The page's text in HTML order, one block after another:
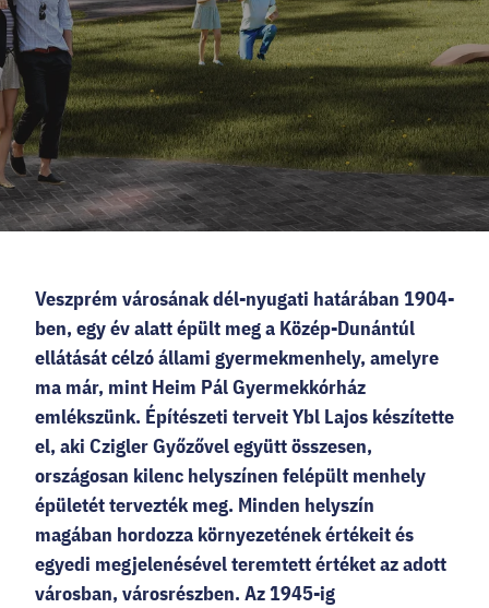
KARRIER
FacebookInstagramYouTubeTwitter
EN
Veszprém városának dél-nyugati határában 1904-
ben, egy év alatt épült meg a Közép-Dunántúl
ellátását célzó állami gyermekmenhely, amelyre
ma már, mint Heim Pál Gyermekkórház
emlékszünk. Építészeti terveit Ybl Lajos készítette
el, aki Czigler Győzővel együtt összesen,
országosan kilenc helyszínen felépült menhely
épületét tervezték meg. Minden helyszín
magában hordozza környezetének értékeit és
egyedi megjelenésével teremtett értéket az adott
városban, városrészben. Az 1945-ig